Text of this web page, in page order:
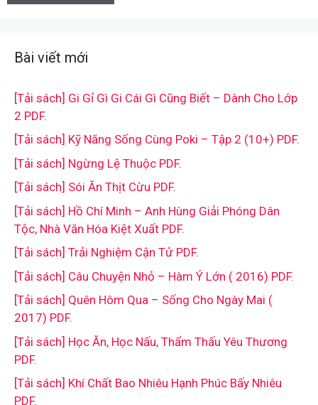
Bài viết mới
[Tải sách] Gi Gỉ Gì Gi Cái Gì Cũng Biết – Dành Cho Lớp
2 PDF.
[Tải sách] Kỹ Năng Sống Cùng Poki – Tập 2 (10+) PDF.
[Tải sách] Ngừng Lệ Thuộc PDF.
[Tải sách] Sói Ăn Thịt Cừu PDF.
[Tải sách] Hồ Chí Minh – Anh Hùng Giải Phóng Dân
Tộc, Nhà Văn Hóa Kiệt Xuất PDF.
[Tải sách] Trải Nghiệm Cận Tử PDF.
[Tải sách] Câu Chuyện Nhỏ – Hàm Ý Lớn ( 2016) PDF.
[Tải sách] Quên Hôm Qua – Sống Cho Ngày Mai (
2017) PDF.
[Tải sách] Học Ăn, Học Nấu, Thẩm Thấu Yêu Thương
PDF.
[Tải sách] Khí Chất Bao Nhiêu Hạnh Phúc Bấy Nhiêu
PDF.